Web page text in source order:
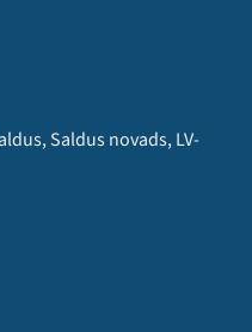
Saldus novads, LV-